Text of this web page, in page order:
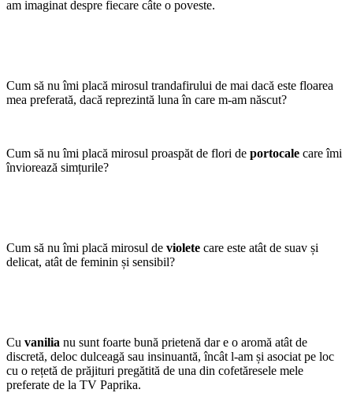
am imaginat despre fiecare câte o poveste.
Cum să nu îmi placă mirosul trandafirului de mai dacă este floarea
mea preferată, dacă reprezintă luna în care m-am născut?
Cum să nu îmi placă mirosul proaspăt de flori de portocale care îmi
înviorează simțurile?
Cum să nu îmi placă mirosul de violete care este atât de suav și
delicat, atât de feminin și sensibil?
Cu vanilia nu sunt foarte bună prietenă dar e o aromă atât de
discretă, deloc dulceagă sau insinuantă, încât l-am și asociat pe loc
cu o rețetă de prăjituri pregătită de una din cofetăresele mele
preferate de la TV Paprika.